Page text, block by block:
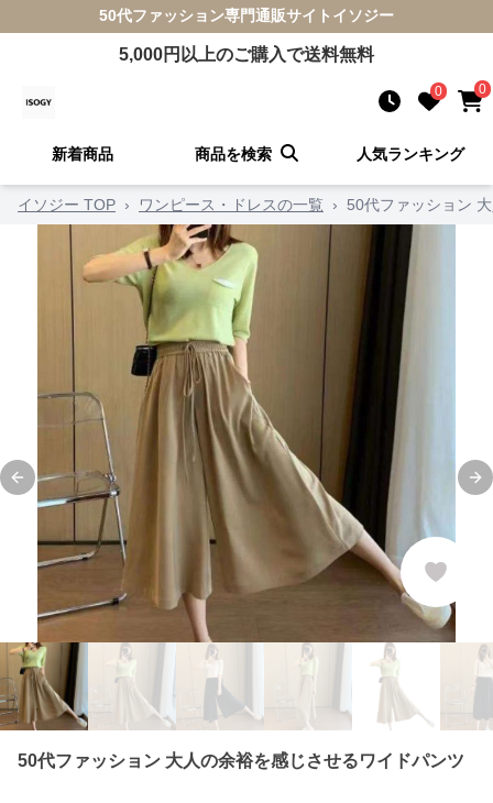
50代ファッション専門通販サイト イソジー
5,000円以上のご購入で送料無料
0 0
新着商品 商品を検索 人気ランキング
イソジー TOP › ワンピース・ドレスの一覧 › 50代ファッション
Previous slide
50代ファッション 大人の余裕を感じさせるワイドパンツ